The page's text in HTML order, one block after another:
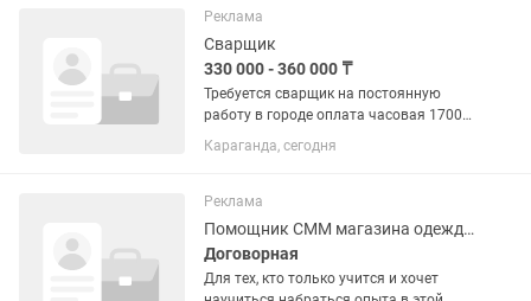
сағат 💰 Күндік жалақы: 16...
Реклама
Сварщик
330 000 - 360 000 ₸
Требуется сварщик на постоянную
работу в городе оплата часовая 1700 в
час еженедельно, график работы с9:00
до 18:00
Караганда, сегодня
Реклама
Помощник СММ магазина одежды
Договорная
Для тех, кто только учится и хочет